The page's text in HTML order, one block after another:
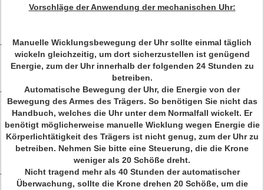
Vorschläge der Anwendung der mechanischen Uhr:
Manuelle Wicklungsbewegung der Uhr sollte einmal täglich
wickeln gleichzeitig, um dort sicherzustellen ist genügend
Energie, zum der Uhr innerhalb der folgenden 24 Stunden zu
betreiben.
Automatische Bewegung der Uhr, die Energie von der
Bewegung des Armes des Trägers. So benötigen Sie nicht das
Handbuch, welches die Uhr unter dem Normalfall wickelt. Er
benötigt möglicherweise manuelle Wicklung wegen Energie die
Körperlichtätigkeit des Trägers ist nicht genug, zum der Uhr zu
betreiben. Nehmen Sie bitte eine Steuerung, die die Krone
weniger als 20 Schöße dreht.
Nicht tragend mehr als 40 Stunden der automatischer
Überwachung, sollte die Krone drehen 20 Schöße, um die